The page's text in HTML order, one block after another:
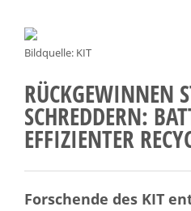
Bildquelle: KIT
RÜCKGEWINNEN
SCHREDDERN:
EFFIZIENTER
Forschende des KIT